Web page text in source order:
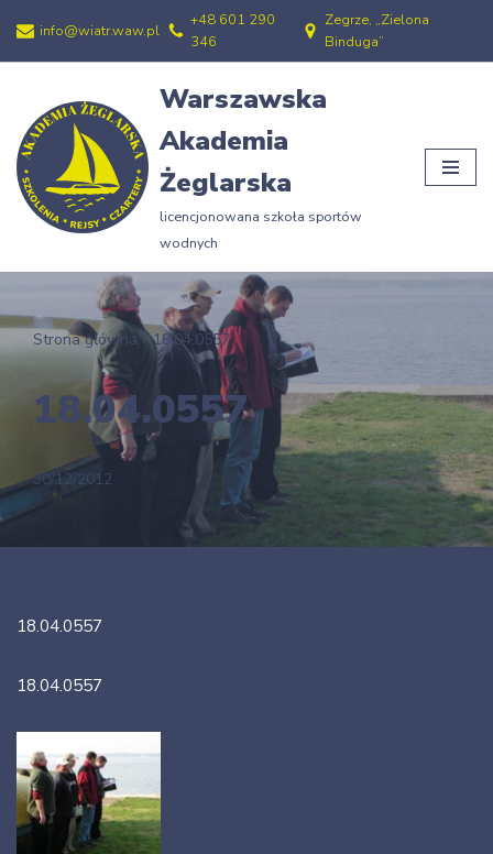
Przejdź
treści
info@wiatr.waw.pl
+48 601 290
346
Zegrze, „Zielona
Binduga”
Warszawska
Akademia
Żeglarska
licencjonowana szkoła sportów
wodnych
Strona główna»18.04.0557
18.04.0557
30/12/2012
18.04.0557
18.04.0557